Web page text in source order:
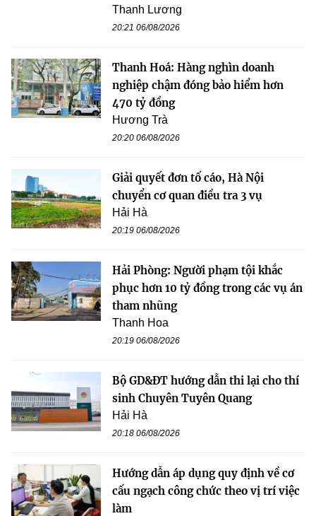
Thanh Lương
20:21 06/08/2026
Thanh Hoá: Hàng nghìn doanh
nghiệp chậm đóng bảo hiểm hơn
470 tỷ đồng
Hương Trà
20:20 06/08/2026
Giải quyết đơn tố cáo, Hà Nội
chuyển cơ quan điều tra 3 vụ
Hải Hà
20:19 06/08/2026
Hải Phòng: Người phạm tội khắc
phục hơn 10 tỷ đồng trong các vụ án
tham nhũng
Thanh Hoa
20:19 06/08/2026
Bộ GD&ĐT hướng dẫn thi lại cho thí
sinh Chuyên Tuyên Quang
Hải Hà
20:18 06/08/2026
Hướng dẫn áp dụng quy định về cơ
cấu ngạch công chức theo vị trí việc
làm